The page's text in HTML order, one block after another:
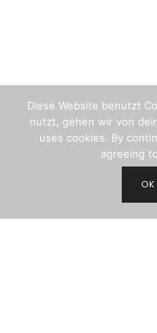
Diese Website benutzt
nutzt, gehen wir von
uses cookies. By
agreeing
OK